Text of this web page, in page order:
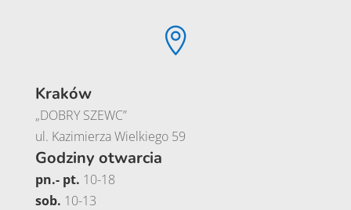

Kraków
„DOBRY SZEWC”
ul. Kazimierza Wielkiego 59
Godziny otwarcia
pn.- pt. 10-18
sob. 10-13